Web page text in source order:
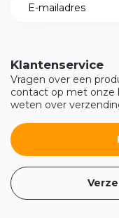
Klantenservice
Vragen over een
contact op met onze
weten over